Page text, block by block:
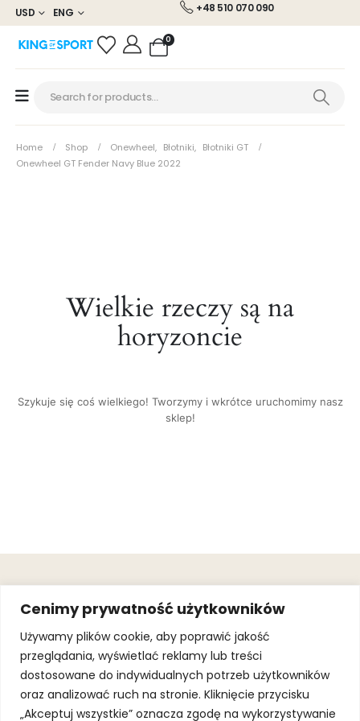
Cenimy prywatność użytkowników
Używamy plików cookie, aby poprawić jakość
przeglądania, wyświetlać reklamy lub treści
dostosowane do indywidualnych potrzeb użytkowników
oraz analizować ruch na stronie. Kliknięcie przycisku
„Akceptuj wszystkie” oznacza zgodę na wykorzystywanie
USD ENG +48 510 070 090
0
Home Shop Onewheel, Błotniki, Błotniki GT
Onewheel GT Fender Navy Blue 2022
Wielkie rzeczy są na
horyzoncie
Szykuje się coś wielkiego! Tworzymy i wkrótce uruchomimy nasz
sklep!
+48 510 070
090
SOLEC 81B LOK.
A66,
WARSZAWA
JOIN OUR
MAILING
By subscribing,
you agree to
ourTerms of
UseandPrivacy
OBSŁUGA
KLIENTA
Gwarancja
.
.